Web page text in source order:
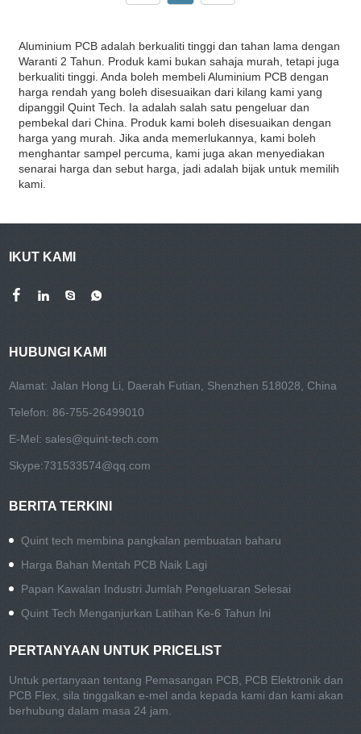
Aluminium PCB adalah berkualiti tinggi dan tahan lama dengan
Waranti 2 Tahun. Produk kami bukan sahaja murah, tetapi juga
berkualiti tinggi. Anda boleh membeli Aluminium PCB dengan
harga rendah yang boleh disesuaikan dari kilang kami yang
dipanggil Quint Tech. Ia adalah salah satu pengeluar dan
pembekal dari China. Produk kami boleh disesuaikan dengan
harga yang murah. Jika anda memerlukannya, kami boleh
menghantar sampel percuma, kami juga akan menyediakan
senarai harga dan sebut harga, jadi adalah bijak untuk memilih
kami.
IKUT KAMI
HUBUNGI KAMI
Alamat: Jalan Hong Li, Daerah Futian, Shenzhen 518028, China
Telefon: 86-755-26499010
E-Mel:sales@quint-tech.com
Skype:731533574@qq.com
BERITA TERKINI
Quint tech membina pangkalan pembuatan baharu
Harga Bahan Mentah PCB Naik Lagi
Papan Kawalan Industri Jumlah Pengeluaran Selesai
Quint Tech Menganjurkan Latihan Ke-6 Tahun Ini
PERTANYAAN UNTUK PRICELIST
Untuk pertanyaan tentang Pemasangan PCB, PCB Elektronik dan
PCB Flex, sila tinggalkan e-mel anda kepada kami dan kami akan
berhubung dalam masa 24 jam.